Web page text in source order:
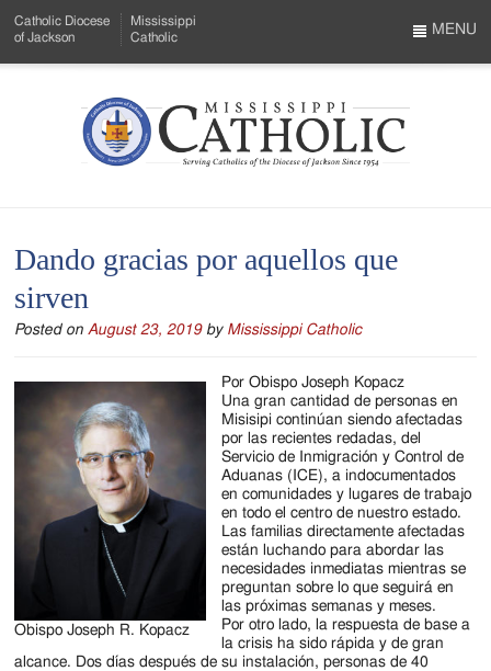
to
Menu
Content
Catholic Diocese
of Jackson
Mississippi
Catholic
Mississippi
Serving
Catholics
of
the
Diocese
of
Jackson
Since
1954
MENU
Dando gracias por aquellos que
sirven
Posted on August 23, 2019 by Mississippi Catholic
Obispo Joseph R. Kopacz
Por Obispo Joseph Kopacz
Una gran cantidad de personas en
Misisipi continúan siendo afectadas
por las recientes redadas, del
Servicio de Inmigración y Control de
Aduanas (ICE), a indocumentados
en comunidades y lugares de trabajo
en todo el centro de nuestro estado.
Las familias directamente afectadas
están luchando para abordar las
necesidades inmediatas mientras se
preguntan sobre lo que seguirá en
las próximas semanas y meses.
Por otro lado, la respuesta de base a
la crisis ha sido rápida y de gran
alcance. Dos días después de su instalación, personas de 40